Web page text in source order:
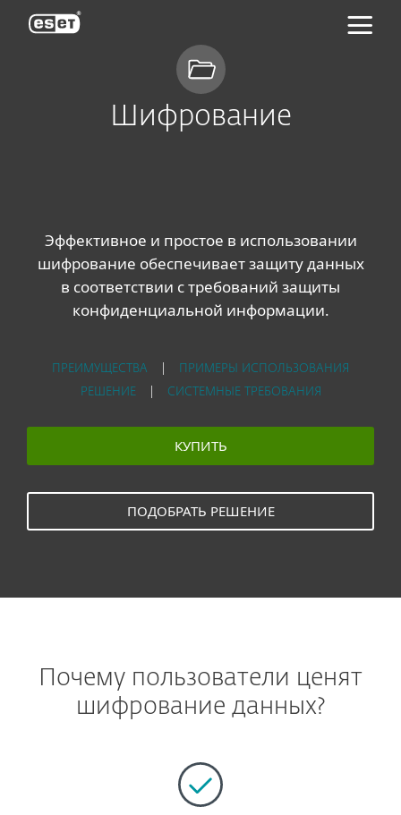
Шифрование
Эффективное и простое в использовании
шифрование обеспечивает защиту данных
в соответствии с требований защиты
конфиденциальной информации.
ПРЕИМУЩЕСТВА
ПРИМЕРЫ ИСПОЛЬЗОВАНИЯ
РЕШЕНИЕ| СИСТЕМНЫЕ ТРЕБОВАНИЯ
КУПИТЬ
ПОДОБРАТЬ РЕШЕНИЕ
Почему пользователи ценят
шифрование данных?
ESET